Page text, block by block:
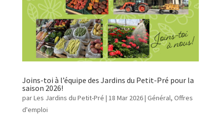
Joins-toi à l’équipe des Jardins du Petit-Pré pour la
saison 2026!
parLes Jardins du Petit-Pré | 18 Mar 2026| Général, Offres
d'emploi